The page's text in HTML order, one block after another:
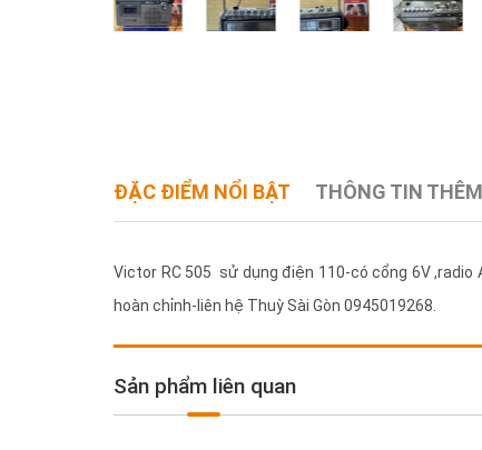
ĐẶC ĐIỂM NỔI BẬT THÔNG TIN THÊM
Victor RC 505 sử dụng điện 110-có cổng 6V ,radio
hoàn chỉnh-liên hệ Thuỳ Sài Gòn 0945019268.
Sản phẩm liên quan